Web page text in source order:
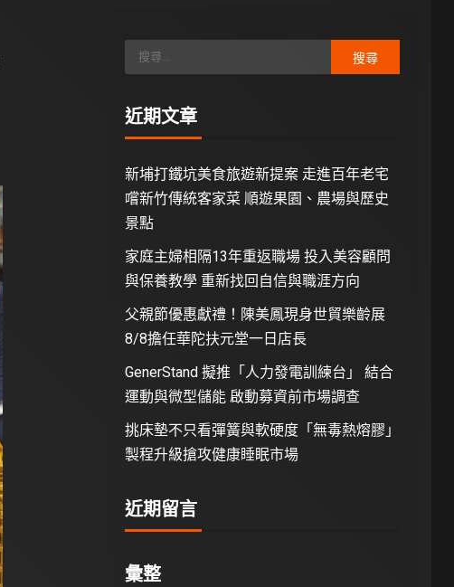
近期文章
新埔打鐵坑美食旅遊新提案 走進百年老宅
嚐新竹傳統客家菜 順遊果園、農場與歷史
景點
家庭主婦相隔13年重返職場 投入美容顧問
與保養教學 重新找回自信與職涯方向
父親節優惠獻禮！陳美鳳現身世貿樂齡展
8/8擔任華陀扶元堂一日店長
GenerStand 擬推「人力發電訓練台」 結合
運動與微型儲能 啟動募資前市場調查
挑床墊不只看彈簧與軟硬度「無毒熱熔膠」
製程升級搶攻健康睡眠市場
近期留言
彙整